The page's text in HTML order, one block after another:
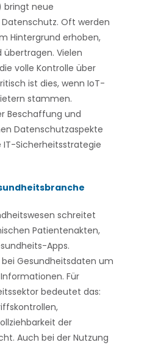
bringt neue
Oft werden
Hintergrund erhoben,
Vielen
volle Kontrolle über
ist dies, wenn IoT-
stammen.
Beschaffung und
Datenschutzaspekte
Sicherheitsstrategie
schreitet
Patientenakten,
Apps.
Gesundheitsdaten um
Für
bedeutet das:
der
Auch bei der Nutzung